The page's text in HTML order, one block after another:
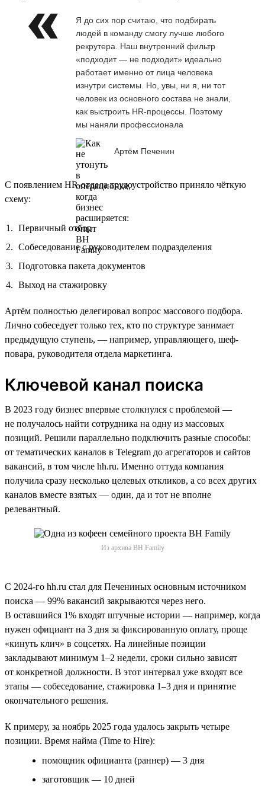
Я до сих пор считаю, что подбирать
людей в команду смогу лучше любого
рекрутера. Наш внутренний фильтр
«подходит — не подходит» идеально
работает именно от лица человека
изнутри системы. Но, увы, ни я, ни тот
человек из основного состава не знали,
как выстроить HR-процессы. Поэтому
мы наняли профессионала
Артём Печенин
С появлением HR-отдела трудоустройство приняло чёткую
схему:
Первичный отбор
Собеседование с руководителем подразделения
Подготовка пакета документов
Выход на стажировку
Артём полностью делегировал вопрос массового подбора.
Лично собеседует только тех, кто по структуре занимает
предыдущую ступень, — например, управляющего, шеф-
повара, руководителя отдела маркетинга.
Ключевой канал поиска
В 2023 году бизнес впервые столкнулся с проблемой —
не получалось найти сотрудника на одну из массовых
позиций. Решили параллельно подключить разные способы:
от тематических каналов в Telegram до агрегаторов и сайтов
вакансий, в том числе hh.ru. Именно оттуда компания
получила сразу несколько целевых откликов, а со всех других
каналов вместе взятых — один, да и тот не вполне
релевантный.
Из архива BH Family
С 2024-го hh.ru стал для Печениных основным источником
поиска — 99% вакансий закрываются через него.
В оставшийся 1% входят штучные истории — например, когда
нужен официант на 3 дня за фиксированную оплату, проще
«кинуть клич» в соцсетях. На линейные позиции
закладывают минимум 1–2 недели, сроки сильно зависят
от конкретной должности. В этот интервал уже входят все
этапы — собеседование, стажировка 1–3 дня и принятие
окончательного решения.
К примеру, за ноябрь 2025 года удалось закрыть четыре
позиции. Время найма (Time to Hire):
помощник официанта (раннер) — 3 дня
заготовщик — 10 дней